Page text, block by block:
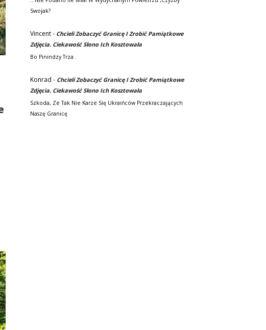
Swojak?
Vincent- Chcieli Zobaczyć Granicę I Zrobić Pamiątkowe
Zdjęcia. Ciekawość Słono Ich Kosztowała
Bo Pinindzy Trza .
Konrad - Chcieli Zobaczyć Granicę I Zrobić Pamiątkowe
Zdjęcia. Ciekawość Słono Ich Kosztowała
Szkoda, Ze Tak Nie Karze Się Ukraińców Przekraczających
Naszę Granicę